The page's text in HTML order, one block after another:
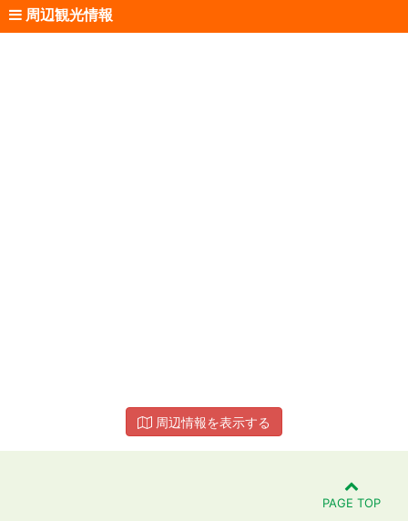
周辺観光情報
周辺情報を表示する
PAGE TOP